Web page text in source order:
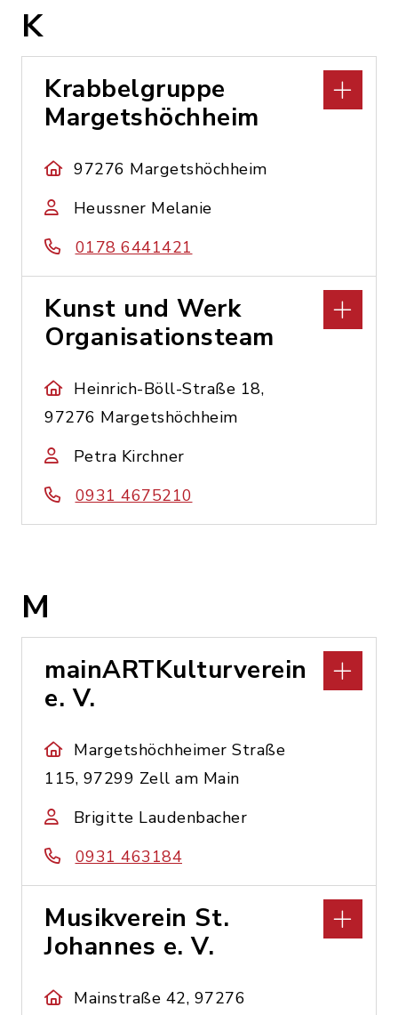
K
Krabbelgruppe
Margetshöchheim
97276 Margetshöchheim
Heussner Melanie
0178 6441421
Kunst und Werk
Organisationsteam
Heinrich-Böll-Straße 18,
97276 Margetshöchheim
Petra Kirchner
0931 4675210
M
mainARTKulturverein
e. V.
Margetshöchheimer Straße
115, 97299 Zell am Main
Brigitte Laudenbacher
0931 463184
Musikverein St.
Johannes e. V.
Mainstraße 42, 97276